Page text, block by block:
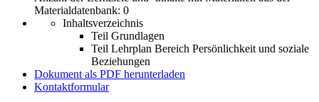
Materialdatenbank: 0
Inhaltsverzeichnis
Teil Grundlagen
Teil Lehrplan Bereich Persönlichkeit und soziale
Beziehungen
Dokument als PDF herunterladen
Kontaktformular